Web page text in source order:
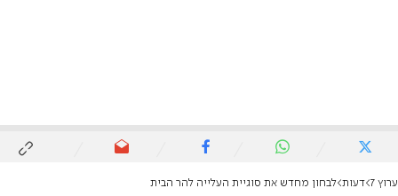
ערוץ 7 דעות לבחון מחדש את סוגיית העלייה להר הבית